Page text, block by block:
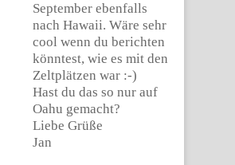
September ebenfalls
nach Hawaii. Wäre sehr
cool wenn du berichten
könntest, wie es mit den
Zeltplätzen war :-)
Hast du das so nur auf
Oahu gemacht?
Liebe Grüße
Jan